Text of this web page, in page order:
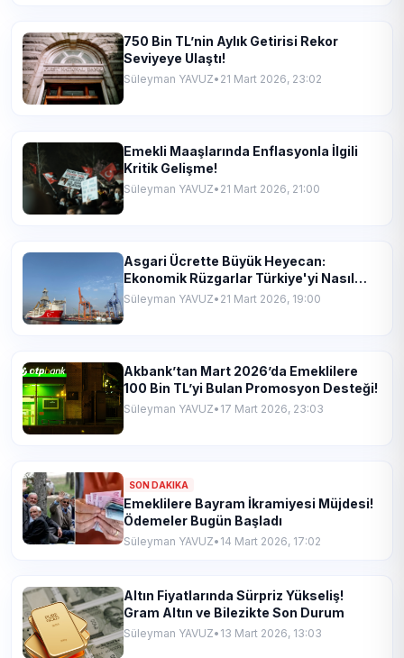
750 Bin TL’nin Aylık Getirisi Rekor
Seviyeye Ulaştı!
Süleyman YAVUZ• 21 Mart 2026, 23:02
Emekli Maaşlarında Enflasyonla İlgili
Kritik Gelişme!
Süleyman YAVUZ• 21 Mart 2026, 21:00
Asgari Ücrette Büyük Heyecan:
Ekonomik Rüzgarlar Türkiye'yi Nasıl
Etkileyecek?
Süleyman YAVUZ• 21 Mart 2026, 19:00
Akbank’tan Mart 2026’da Emeklilere
100 Bin TL’yi Bulan Promosyon Desteği!
Süleyman YAVUZ• 17 Mart 2026, 23:03
SON DAKIKA
Emeklilere Bayram İkramiyesi Müjdesi!
Ödemeler Bugün Başladı
Süleyman YAVUZ• 14 Mart 2026, 17:02
Altın Fiyatlarında Sürpriz Yükseliş!
Gram Altın ve Bilezikte Son Durum
Süleyman YAVUZ• 13 Mart 2026, 13:03